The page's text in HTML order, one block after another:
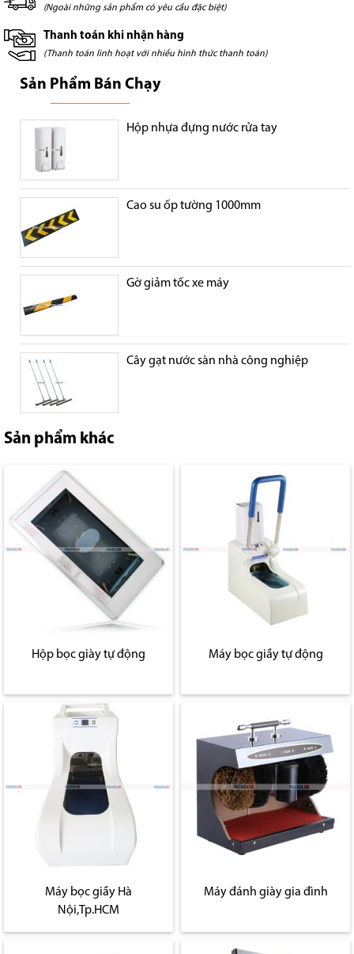
(Ngoài những sản phẩm có yêu cầu đặc biệt)
Thanh toán khi nhận hàng
(Thanh toán linh hoạt với nhiều hình thức thanh toán)
Sản Phẩm Bán Chạy
Hộp nhựa đựng nước rửa tay
Cao su ốp tường 1000mm
Gờ giảm tốc xe máy
Cây gạt nước sàn nhà công nghiệp
Sản phẩm khác
Hộp bọc giày tự động Máy bọc giầy tự động
Máy bọc giầy Hà
Nội,Tp.HCM
Máy đánh giày gia đình